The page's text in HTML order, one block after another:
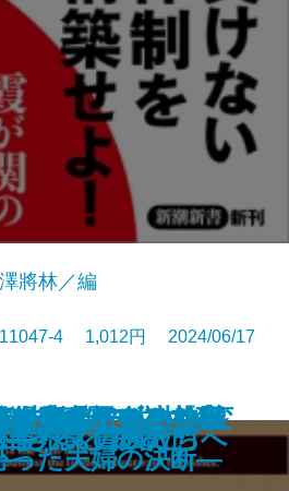
―アナリストは野
のか―
救うか
―「まかせる力」
める人たち―ケー
行少年たち3―
文章術
る店―バブル前夜
で―
將林／編
4 1,012円 2024/06/17
リスク」と「レ
得をしている 宝
―仕事と会社を変
左傾化するのか―
―
すべての人たちへ
売買」の闇
内物質で人生を変
きると決めた
跡の子―トリソ
った夫婦の決断―
ギリス貴族入門